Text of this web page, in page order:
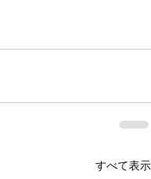
すべて表示